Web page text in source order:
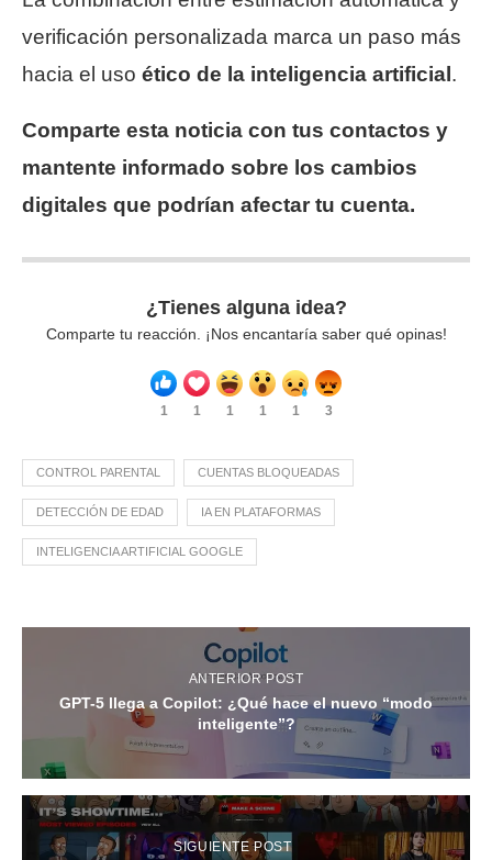
verificación personalizada marca un paso más
hacia el uso ético de la inteligencia artificial .
Comparte esta noticia con tus contactos y
mantente informado sobre los cambios
digitales que podrían afectar tu cuenta.
¿Tienes alguna idea?
Comparte tu reacción. ¡Nos encantaría saber qué opinas!
1 1 1 1 1 3
CONTROL PARENTAL CUENTAS BLOQUEADAS
DETECCIÓN DE EDAD IA EN PLATAFORMAS
INTELIGENCIA ARTIFICIAL GOOGLE
ANTERIOR POST
GPT-5 llega a Copilot: ¿Qué hace el nuevo “modo
inteligente”?
SIGUIENTE POST